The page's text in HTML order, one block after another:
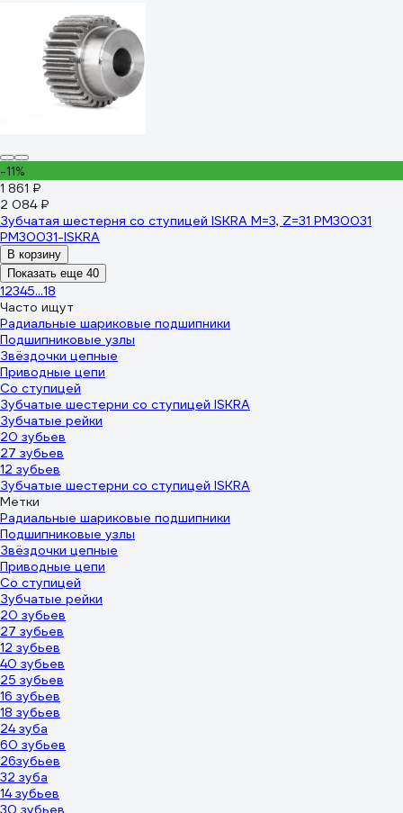
-11%
1 861 ₽
2 084 ₽
Зубчатая шестерня со ступицей ISKRA M=3, Z=31 PM30031
PM30031-ISKRA
В корзину
Показать еще 40
12345...18
Часто ищут
Радиальные шариковые подшипники
Подшипниковые узлы
Звёздочки цепные
Приводные цепи
Со ступицей
Зубчатые шестерни со ступицей ISKRA
Зубчатые рейки
20 зубьев
27 зубьев
12 зубьев
Зубчатые шестерни со ступицей ISKRA
Метки
Радиальные шариковые подшипники
Подшипниковые узлы
Звёздочки цепные
Приводные цепи
Со ступицей
Зубчатые рейки
20 зубьев
27 зубьев
12 зубьев
40 зубьев
25 зубьев
16 зубьев
18 зубьев
24 зуба
60 зубьев
26зубьев
32 зуба
14 зубьев
30 зубьев